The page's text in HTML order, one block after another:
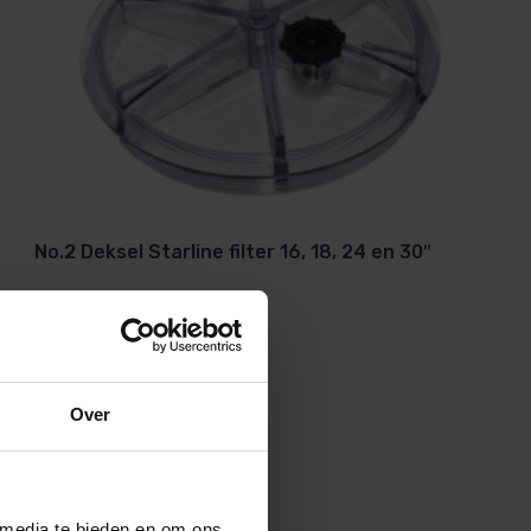
Over
No.2 Deksel Starline filter 16, 18, 24 en 30″